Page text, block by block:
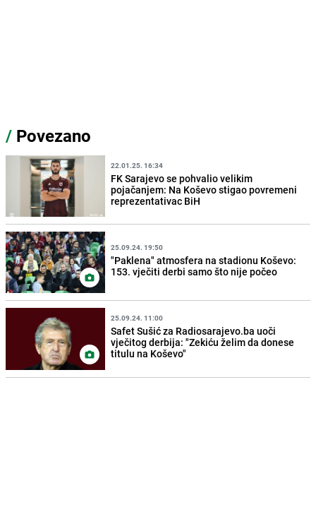
/ Povezano
22.01.25. 16:34
FK Sarajevo se pohvalio velikim
pojačanjem: Na Koševo stigao povremeni
reprezentativac BiH
25.09.24. 19:50
"Paklena" atmosfera na stadionu Koševo:
153. vječiti derbi samo što nije počeo
25.09.24. 11:00
Safet Sušić za Radiosarajevo.ba uoči
vječitog derbija: "Zekiću želim da donese
titulu na Koševo"